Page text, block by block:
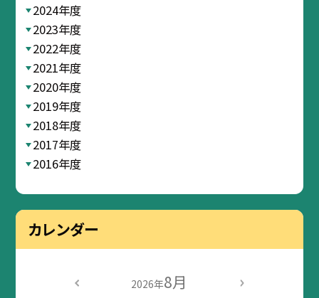
2024年度
2023年度
2022年度
2021年度
2020年度
2019年度
2018年度
2017年度
2016年度
カレンダー
2026年8月